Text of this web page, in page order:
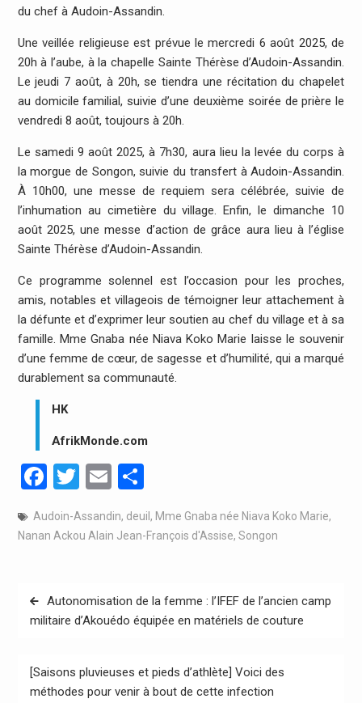
du chef à Audoin-Assandin.
Une veillée religieuse est prévue le mercredi 6 août 2025, de
20h à l’aube, à la chapelle Sainte Thérèse d’Audoin-Assandin.
Le jeudi 7 août, à 20h, se tiendra une récitation du chapelet
au domicile familial, suivie d’une deuxième soirée de prière le
vendredi 8 août, toujours à 20h.
Le samedi 9 août 2025, à 7h30, aura lieu la levée du corps à
la morgue de Songon, suivie du transfert à Audoin-Assandin.
À 10h00, une messe de requiem sera célébrée, suivie de
l’inhumation au cimetière du village. Enfin, le dimanche 10
août 2025, une messe d’action de grâce aura lieu à l’église
Sainte Thérèse d’Audoin-Assandin.
Ce programme solennel est l’occasion pour les proches,
amis, notables et villageois de témoigner leur attachement à
la défunte et d’exprimer leur soutien au chef du village et à sa
famille. Mme Gnaba née Niava Koko Marie laisse le souvenir
d’une femme de cœur, de sagesse et d’humilité, qui a marqué
durablement sa communauté.
HK
AfrikMonde.com
Facebook
Twitter
EmailPartager
Audoin-Assandin, deuil , Mme Gnaba née Niava Koko Marie,
Nanan Ackou Alain Jean-François d'Assise, Songon
Navigation
de
Autonomisation de la femme : l’IFEF de l’ancien camp
militaire d’Akouédo équipée en matériels de couture
[Saisons pluvieuses et pieds d’athlète] Voici des
méthodes pour venir à bout de cette infection